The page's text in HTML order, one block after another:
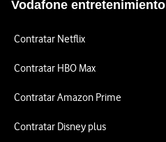
Vodafone entretenimiento
Contratar Netflix
Contratar HBO Max
Contratar Amazon Prime
Contratar Disney plus